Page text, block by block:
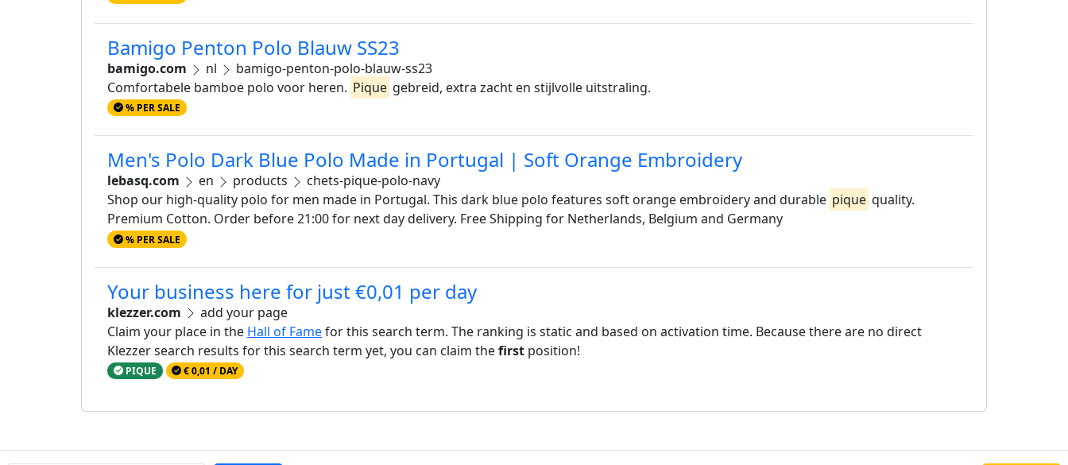
Bamigo Penton Polo Blauw SS23
bamigo.com nl
bamigo-penton-polo-blauw-ss23
Comfortabele bamboe polo voor heren. Pique gebreid, extra zacht en stijlvolle uitstraling.
% PER SALE
Men's Polo Dark Blue Polo Made in Portugal | Soft Orange Embroidery
lebasq.com en products
chets-pique-polo-navy
Shop our high-quality polo for men made in Portugal. This dark blue polo features soft orange embroidery and durable pique quality.
Premium Cotton. Order before 21:00 for next day delivery. Free Shipping for Netherlands, Belgium and Germany
% PER SALE
Your business here for just €0,01 per day
klezzer.com
add your page
Claim your place in the Hall of Famefor this search term. The ranking is static and based on activation time. Because there are no direct
Klezzer search results for this search term yet, you can claim thefirst position!
PIQUE € 0,01 / DAY